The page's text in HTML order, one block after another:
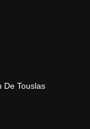
De Touslas